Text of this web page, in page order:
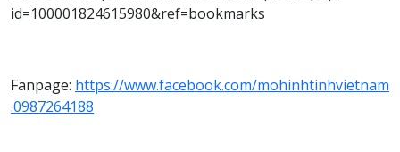
id=100001824615980&ref=bookmarks
Fanpage: https://www.facebook.com/mohinhtinhvietnam
.0987264188